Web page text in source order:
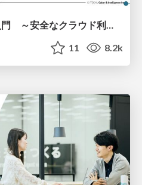
クラウドセキュリティ入門 ～安全なクラウド利用のための基礎知識～
11 8.2k